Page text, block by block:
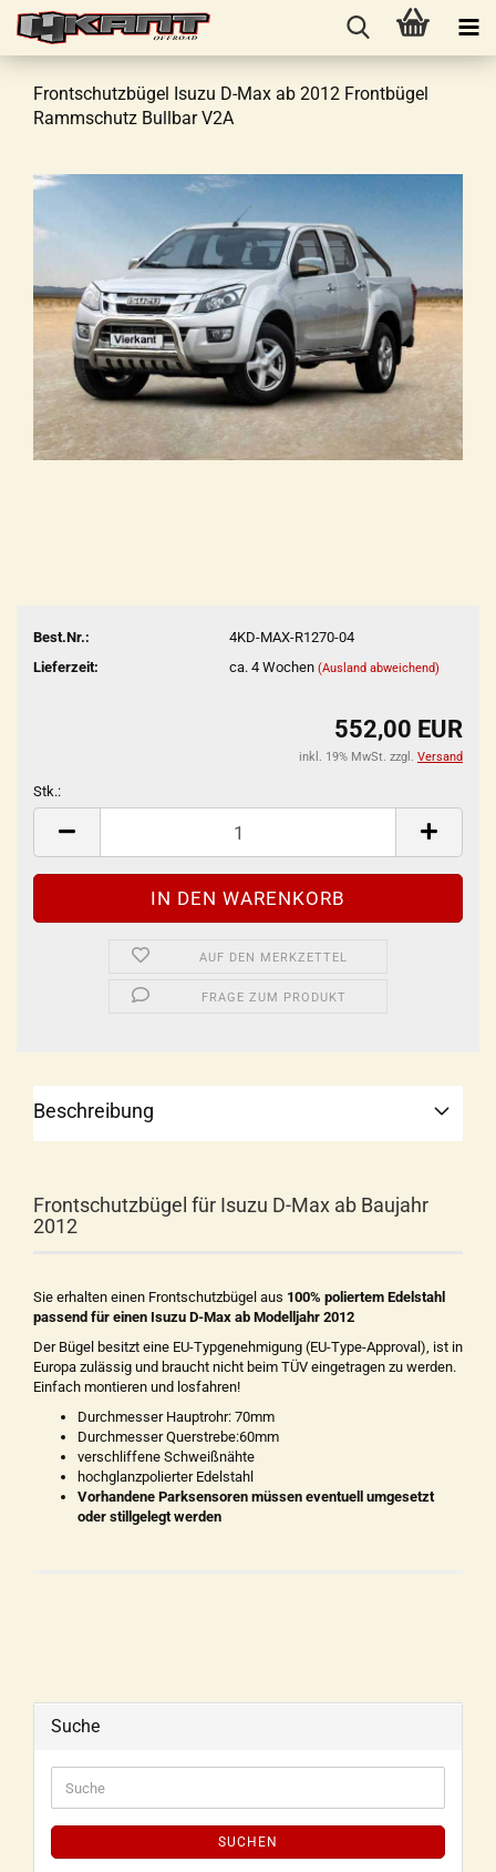
Frontschutzbügel Isuzu D-Max ab 2012 Frontbügel
Rammschutz Bullbar V2A
Best.Nr.:
4KD-MAX-R1270-04
Lieferzeit:
ca. 4 Wochen (Ausland abweichend)
552,00 EUR
inkl. 19% MwSt. zzgl. Versand
Stk.:
Stk.
AUF DEN MERKZETTEL
FRAGE ZUM PRODUKT
Beschreibung
Frontschutzbügel für Isuzu D-Max ab Baujahr
2012
Sie erhalten einen Frontschutzbügel aus 100% poliertem Edelstahl
passend für einen Isuzu D-Max ab Modelljahr 2012
Der Bügel besitzt eine EU-Typgenehmigung (EU-Type-Approval), ist in
Europa zulässig und braucht nicht beim TÜV eingetragen zu werden.
Einfach montieren und losfahren!
Durchmesser Hauptrohr: 70mm
Durchmesser Querstrebe:60mm
verschliffene Schweißnähte
hochglanzpolierter Edelstahl
Vorhandene Parksensoren müssen eventuell umgesetzt
oder stillgelegt werden
Suche
SUCHEN